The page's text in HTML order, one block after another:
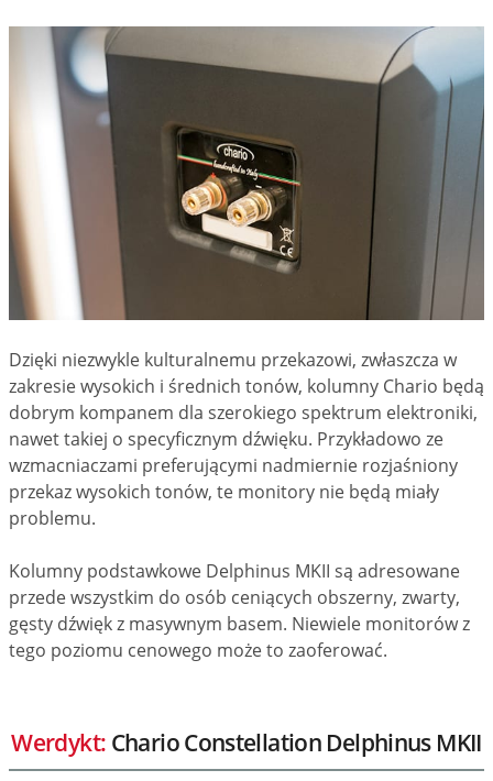
Dzięki niezwykle kulturalnemu przekazowi, zwłaszcza w
zakresie wysokich i średnich tonów, kolumny Chario będą
dobrym kompanem dla szerokiego spektrum elektroniki,
nawet takiej o specyficznym dźwięku. Przykładowo ze
wzmacniaczami preferującymi nadmiernie rozjaśniony
przekaz wysokich tonów, te monitory nie będą miały
problemu.
Kolumny podstawkowe Delphinus MKII są adresowane
przede wszystkim do osób ceniących obszerny, zwarty,
gęsty dźwięk z masywnym basem. Niewiele monitorów z
tego poziomu cenowego może to zaoferować.
Werdykt: Chario Constellation Delphinus MKII